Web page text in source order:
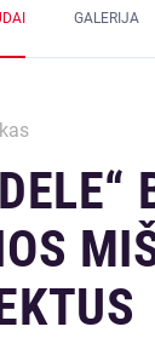
GALERIJA